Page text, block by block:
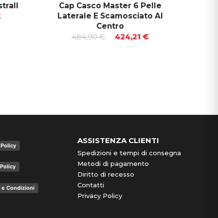
Cap Casco Master 6 Pelle
Laterale E Scamosciato Al
Centro
484,90 €
424,21 €
e Condizioni
ASSISTENZA CLIENTI
Spedizioni e tempi di consegna
Metodi di pagamento
Diritto di recesso
Contatti
Privacy Policy